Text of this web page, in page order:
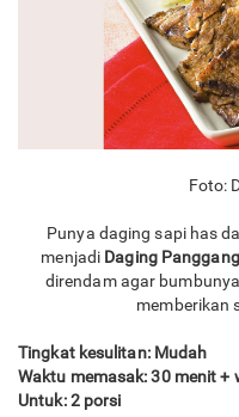
Foto:
Punya daging sapi has
menjadi Daging
direndam agar
memberikan
Tingkat kesulitan: Mudah
Waktu memasak: 30 menit +
Untuk: 2 porsi